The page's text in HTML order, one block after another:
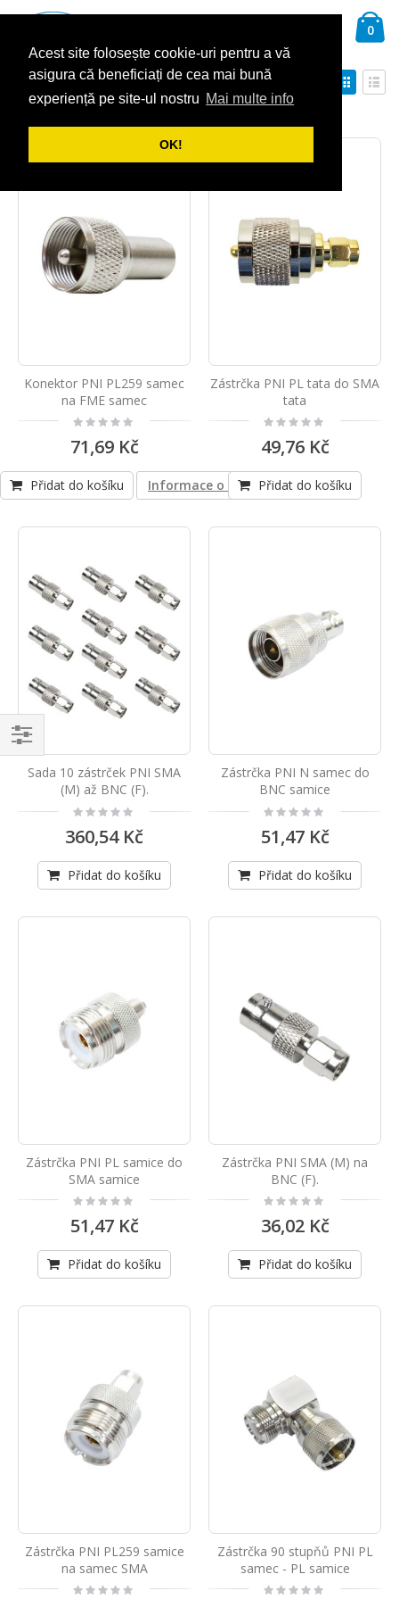
Acest site folosește cookie-uri pentru a vă
asigura că beneficiați de cea mai bună
experiență pe site-ul nostru Mai multe info
OK!
Přejít
0
Seřadit podle
Nastavit
sestupně
Konektor PNI PL259 samec
na FME samec
Rating:
0%
71,69 Kč
Přidat do košíku Informace o shodě produktu
Zástrčka PNI PL tata do SMA
tata
Rating:
0%
49,76 Kč
Přidat do košíku
Sada 10 zástrček PNI SMA
(M) až BNC (F).
Rating:
0%
360,54 Kč
Přidat do košíku
Zástrčka PNI N samec do
BNC samice
Rating:
0%
51,47 Kč
Přidat do košíku
Zástrčka PNI PL samice do
SMA samice
Rating:
0%
51,47 Kč
Přidat do košíku
Zástrčka PNI SMA (M) na
BNC (F).
Rating:
0%
36,02 Kč
Přidat do košíku
Zástrčka PNI PL259 samice
na samec SMA
Rating:
Zástrčka 90 stupňů PNI PL
samec - PL samice
Rating:
Navigace